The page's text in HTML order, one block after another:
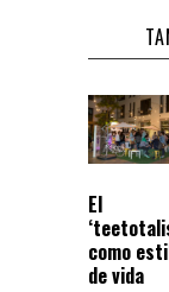
El
como
de vida